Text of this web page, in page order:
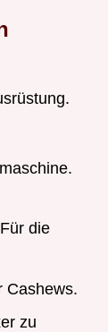
die
Cashews.
zu